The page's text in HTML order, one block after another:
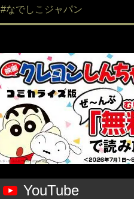
#なでしこジャパン
YouTube